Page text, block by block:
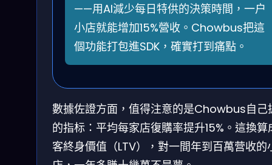
——用AI減少每日特供的決策時間，一户
小店就能增加15%營收。Chowbus把這
個功能打包進SDK，確實打到痛點。
數據佐證方面，值得注意的是Chowbus自己
的指标：平均每家店復購率提升15%。這換算
客終身價值（LTV），對一間年到百萬营收的